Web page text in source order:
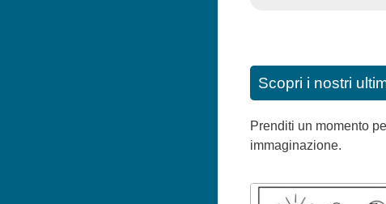
Scopri i nostri
Prenditi un momento
immaginazione.